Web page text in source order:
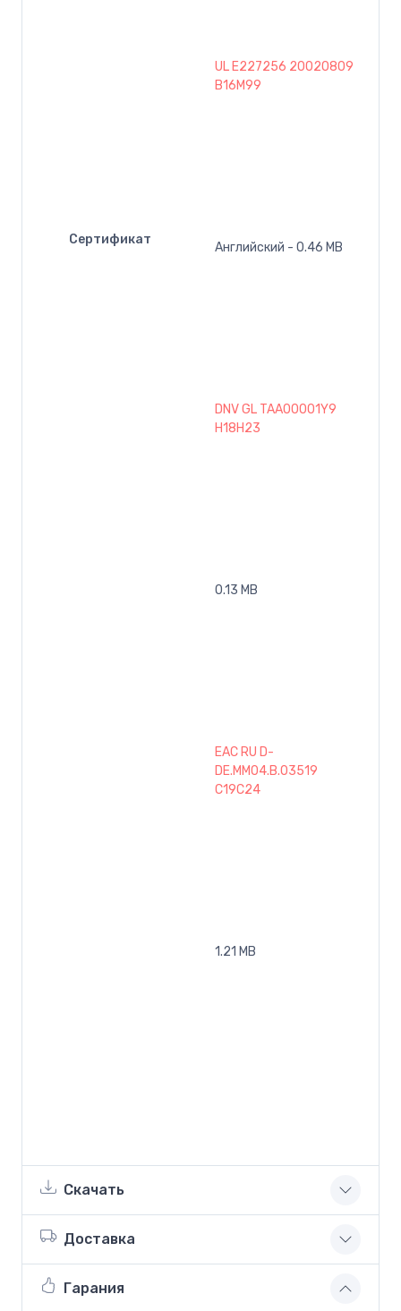
Сертификат
UL E227256 20020809
B16M99
Английский - 0.46 MB
DNV GL TAA00001Y9
H18H23
0.13 MB
EAC RU D-
DE.MM04.B.03519
C19C24
1.21 MB
Скачать
Доставка
Гарания